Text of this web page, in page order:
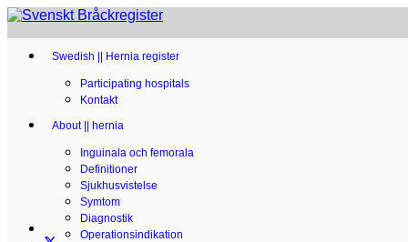
Swedish || Hernia register
Participating hospitals
Kontakt
About || hernia
Inguinala och femorala
Definitioner
Sjukhusvistelse
Symtom
Diagnostik
Operationsindikation